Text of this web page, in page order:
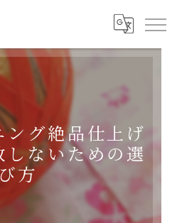
グ絶品仕上げ
ないための選
び方